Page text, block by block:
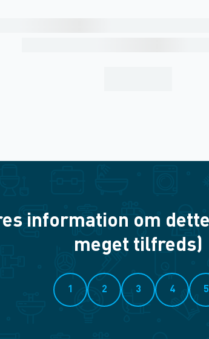
information om
meget tilfreds)
1 2 3 4 5